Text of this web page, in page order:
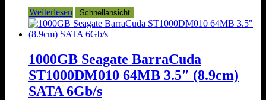
Weiterlesen
Schnellansicht
1000GB Seagate BarraCuda
ST1000DM010 64MB 3.5″ (8.9cm)
SATA 6Gb/s